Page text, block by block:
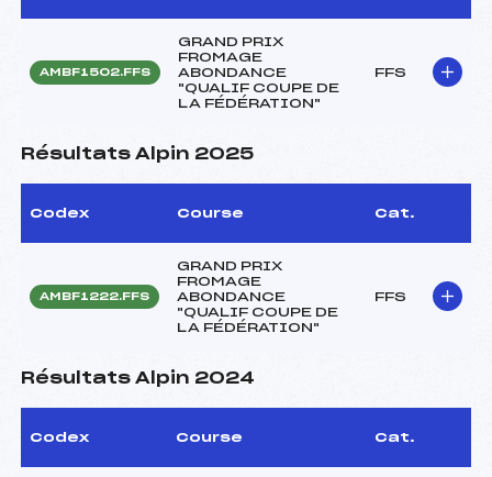
AMBF1502.FFS
GRAND PRIX
FROMAGE
ABONDANCE
"QUALIF COUPE DE
LA FÉDÉRATION"
FFS
Résultats Alpin 2025
Codex Course Cat.
AMBF1222.FFS
GRAND PRIX
FROMAGE
ABONDANCE
"QUALIF COUPE DE
LA FÉDÉRATION"
FFS
Résultats Alpin 2024
Codex Course Cat.